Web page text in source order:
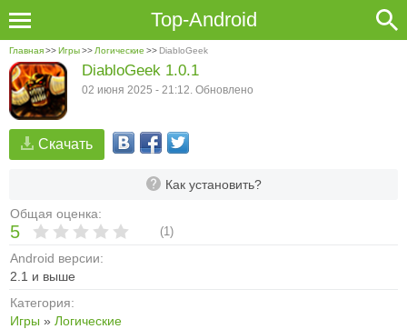
Top-Android
Главная>>Игры>> Логические >> DiabloGeek
Скачать
Как установить?
Общая оценка:
5 (1)
Android версии:
2.1 и выше
Категория:
Игры » Логические
DiabloGeek 1.0.1
02 июня 2025 - 21:12. Обновлено